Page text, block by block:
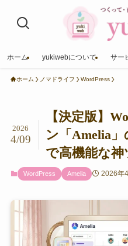
ホーム yukiwebについて サー
ホーム ノマドライフ WordPress
【決定版】
ン「Amelia
で高機能な神
2026
4/09
WordPress Amelia 2026年